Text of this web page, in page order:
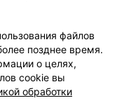
файлов
позднее время.
о целях,
cookie вы
обработки